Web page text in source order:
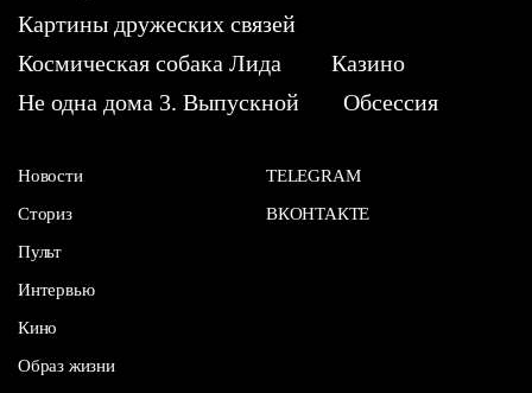
Картины дружеских связей
Космическая собака Лида
Казино
Не одна дома 3. Выпускной
Обсессия
Новости
Сториз
Пульт
Интервью
Кино
Образ жизни
TELEGRAM
ВКОНТАКТЕ